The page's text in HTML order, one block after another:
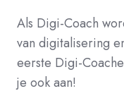
Als Digi-Coach
van digitalisering
eerste Digi-
je ook aan!